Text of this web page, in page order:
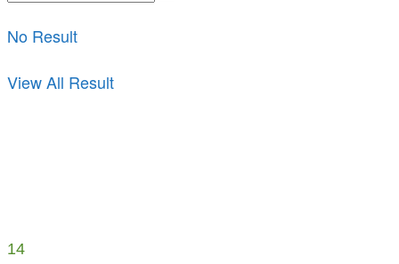
No Result
View All Result
14